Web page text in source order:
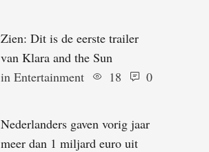
Zien: Dit is de eerste trailer
van Klara and the Sun
in Entertainment 18 0
Nederlanders gaven vorig jaar
meer dan 1 miljard euro uit